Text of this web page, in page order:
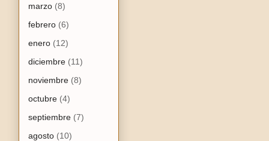
marzo (8)
febrero (6)
enero (12)
diciembre (11)
noviembre (8)
octubre (4)
septiembre (7)
agosto (10)